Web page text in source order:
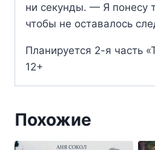
ни секунды. — Я понесу
чтобы не оставалось
Планируется 2-я часть
12+
Похожие